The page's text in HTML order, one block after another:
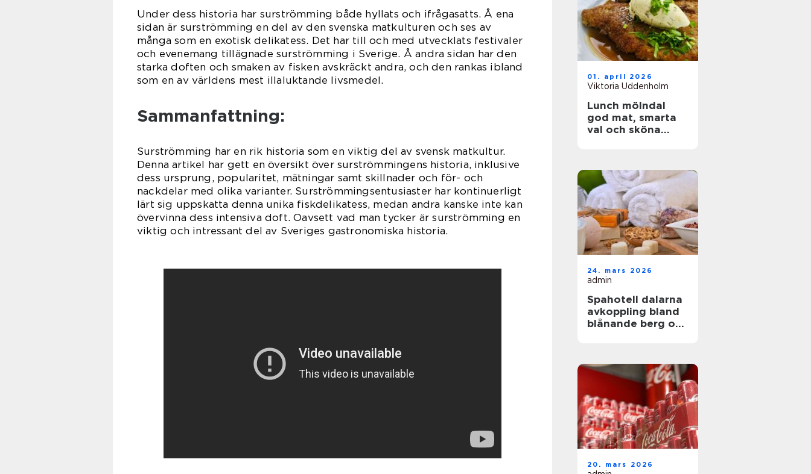
Under dess historia har surströmming både hyllats och ifrågasatts. Å ena
sidan är surströmming en del av den svenska matkulturen och ses av
många som en exotisk delikatess. Det har till och med utvecklats festivaler
och evenemang tillägnade surströmming i Sverige. Å andra sidan har den
starka doften och smaken av fisken avskräckt andra, och den rankas ibland
som en av världens mest illaluktande livsmedel.
Sammanfattning:
Surströmming har en rik historia som en viktig del av svensk matkultur.
Denna artikel har gett en översikt över surströmmingens historia, inklusive
dess ursprung, popularitet, mätningar samt skillnader och för- och
nackdelar med olika varianter. Surströmmingsentusiaster har kontinuerligt
lärt sig uppskatta denna unika fiskdelikatess, medan andra kanske inte kan
övervinna dess intensiva doft. Oavsett vad man tycker är surströmming en
viktig och intressant del av Sveriges gastronomiska historia.
01. april 2026
Viktoria Uddenholm
Lunch mölndal
god mat, smarta
val och sköna
24. mars 2026
admin
Spahotell dalarna
avkoppling bland
blånande berg och
20. mars 2026